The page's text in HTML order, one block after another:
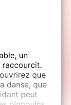
un
raccourcit.
que
danse, que
peut